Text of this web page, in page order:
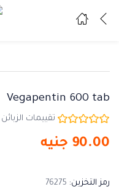
ادخل اسم المستخدم وكلمة
Vegapentin 600 tab
تقييمات الزبائن
90.00 جنيه
رمز التخزين: 76275